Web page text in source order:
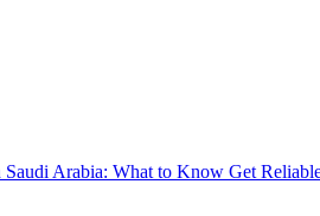
Saudi Arabia: What to Know Get